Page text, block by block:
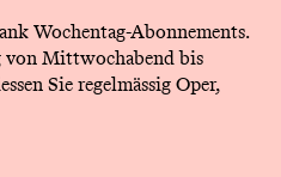
Wochentag-Abonnements.
von Mittwochabend bis
Sie regelmässig Oper,